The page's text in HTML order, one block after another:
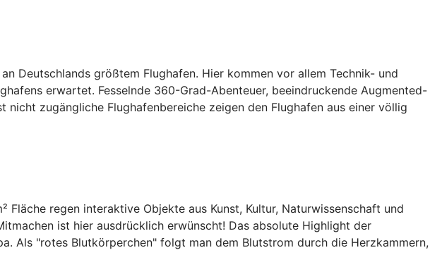
Deutschlands größtem Flughafen. Hier kommen vor allem Technik- und
erwartet. Fesselnde 360-Grad-Abenteuer, beeindruckende Augmented-
zugängliche Flughafenbereiche zeigen den Flughafen aus einer völlig
regen interaktive Objekte aus Kunst, Kultur, Naturwissenschaft und
ist hier ausdrücklich erwünscht! Das absolute Highlight der
Als "rotes Blutkörperchen" folgt man dem Blutstrom durch die Herzkammern,